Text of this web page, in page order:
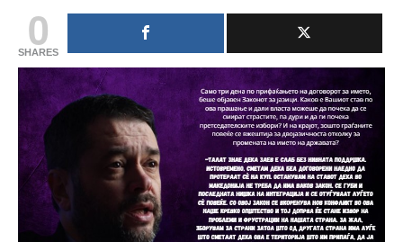
0
SHARES